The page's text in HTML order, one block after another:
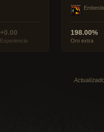
+0.00
Experiencia
198.00%
Oro extra